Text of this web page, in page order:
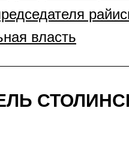
власть